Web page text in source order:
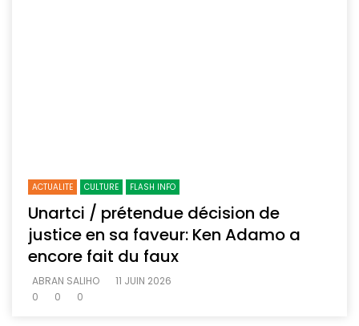
ACTUALITE CULTURE FLASH INFO
Unartci / prétendue décision de
justice en sa faveur: Ken Adamo a
encore fait du faux
ABRAN SALIHO
11 JUIN 2026
0
0 0